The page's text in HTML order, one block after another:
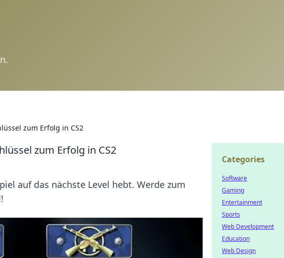
zum Erfolg in CS2
zum Erfolg in CS2
auf das nächste Level hebt. Werde zum
Categories
Software
Gaming
Entertainment
Sports
Web Development
Education
Web Design